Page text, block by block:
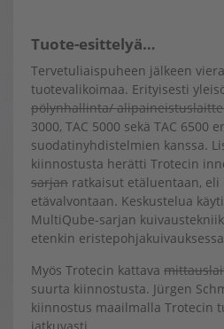
Tuote-esittelyä…
Tervetuliaispuheen jälkeen
tuotevalikoimaa. Erityisesti
pölynhallinta/
3000, TAC 5000 sekä TAC 6500
suodatinyhdistelmien kanssa.
kiinnostusta herätti Trotecin
sarjan ratkaisut etäluentaan, eli
etävalvontaan. Keskustelua
MultiQube-sarjan
etenkin
Myös Trotecin kattava
suurta kiinnostusta. Jürgen
kiinnostus maailmalla Trotecin